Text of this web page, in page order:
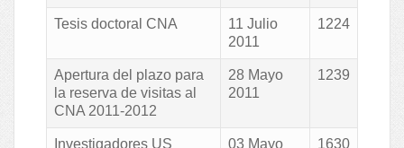
Tesis doctoral CNA
11 Julio
2011
1224
Apertura del plazo para
la reserva de visitas al
CNA 2011-2012
28 Mayo
2011
1239
Investigadores US
03 Mayo
1630